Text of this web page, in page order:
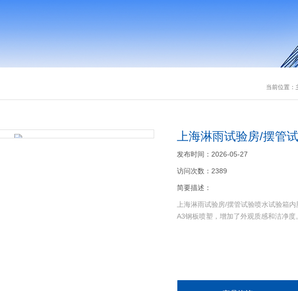
当前位置：
上海淋雨试验房/摆管
发布时间：2026-05-27
访问次数：2389
简要描述：
上海淋雨试验房/摆管试验喷水试验箱
A3钢板喷塑，增加了外观质感和洁净